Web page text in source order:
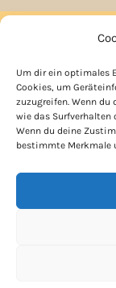
Um dir ein optimales
Cookies, um
zuzugreifen. Wenn
wie das Surfverhalten
Wenn du deine
bestimmte Merkmale